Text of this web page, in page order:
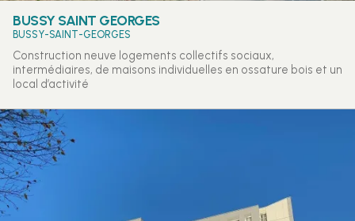
BUSSY SAINT GEORGES
BUSSY-SAINT-GEORGES
Construction neuve logements collectifs sociaux,
intermédiaires, de maisons individuelles en ossature bois et un
local d’activité